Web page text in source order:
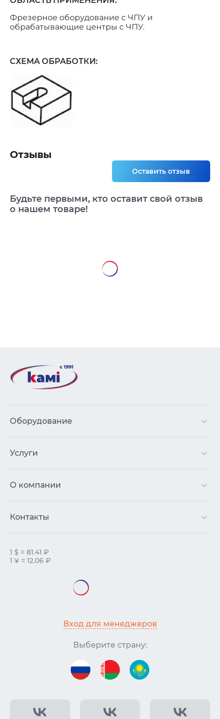
Фрезерное оборудование с ЧПУ и
обрабатывающие центры с ЧПУ.
СХЕМА ОБРАБОТКИ:
Отзывы
Оставить отзыв
Будьте первыми, кто оставит свой отзыв
о нашем товаре!
Оборудование
Услуги
О компании
Контакты
1 $ = 81.41 ₽
1 ¥ = 12.06 ₽
Вход для менеджеров
Выберите страну: